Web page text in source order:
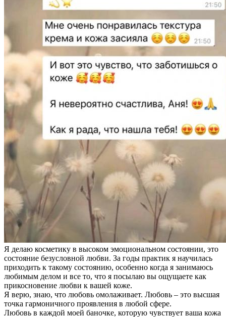
Я делаю косметику в высоком эмоциональном состоянии, это
состояние безусловной любви. За годы практик я научилась
приходить к такому состоянию, особенно когда я занимаюсь
любимым делом и все то, что я посылаю вы ощущаете как
прикосновение любви к вашей коже.
Я верю, знаю, что любовь омолаживает. Любовь – это высшая
точка гармоничного проявления в любой сфере.
Любовь в каждой моей баночке, которую чувствует ваша кожа